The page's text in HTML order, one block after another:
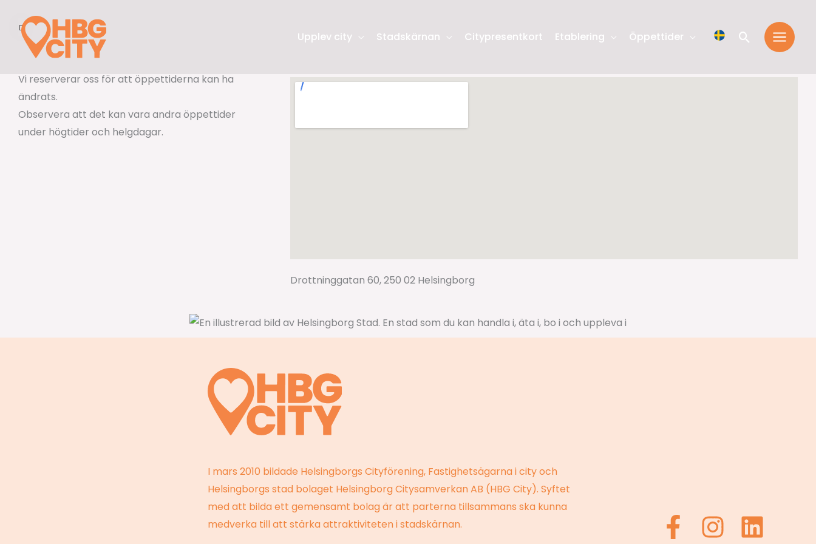
innehåll
Upplev city Stadskärnan Citypresentkort Etablering Öppettider Sök
Vi reserverar oss för att öppettiderna kan ha
ändrats.
Observera att det kan vara andra öppettider
under högtider och helgdagar.
Drottninggatan 60, 250 02 Helsingborg
I mars 2010 bildade Helsingborgs Cityförening, Fastighetsägarna i city och
Helsingborgs stad bolaget Helsingborg Citysamverkan AB (HBG City). Syftet
med att bilda ett gemensamt bolag är att parterna tillsammans ska kunna
medverka till att stärka attraktiviteten i stadskärnan.